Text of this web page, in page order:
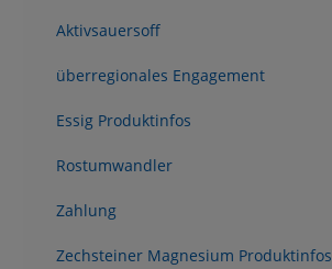
Aktivsauersoff
überregionales Engagement
Essig Produktinfos
Rostumwandler
Zahlung
Zechsteiner Magnesium Produktinfos